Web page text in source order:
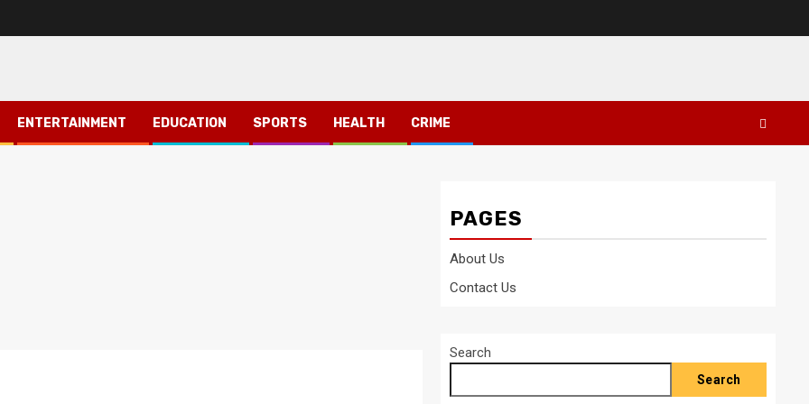
ENTERTAINMENT EDUCATION SPORTS HEALTH CRIME
PAGES
About Us
Contact Us
Search
Search